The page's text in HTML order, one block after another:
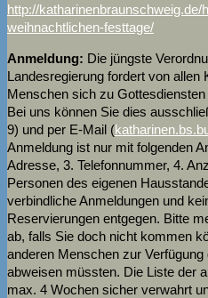
http://katharinenbraunschweig.de/
weihnachtlichen-festtage/
Anmeldung: Die jüngste
Landesregierung fordert von allen
Menschen sich zu
Bei uns können Sie dies
9) und per E-Mail (
Anmeldung ist nur mit folgenden
Adresse, 3. Telefonnummer, 4.
Personen des eigenen
verbindliche Anmeldungen und
Reservierungen entgegen. Bitte
ab, falls Sie doch nicht kommen
anderen Menschen zur
abweisen müssten. Die Liste der
max. 4 Wochen sicher verwahrt